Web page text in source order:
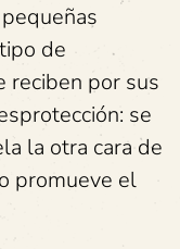
de
reciben por sus
se
la otra cara de
promueve el